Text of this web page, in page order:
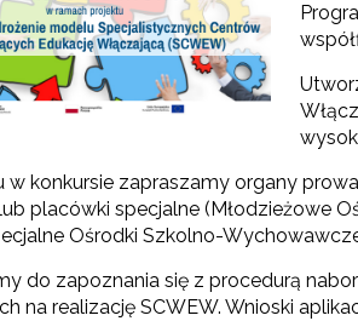
na rzecz kształcenia zawodowego"
w konkursie zapraszamy organy
placówki specjalne (Młodzieżowe
Ośrodki Szkolno-
do zapoznania się z procedurą
na realizację SCWEW. Wnioski